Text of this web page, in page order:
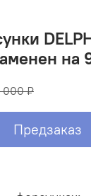
на
000 ₽
Предзаказ